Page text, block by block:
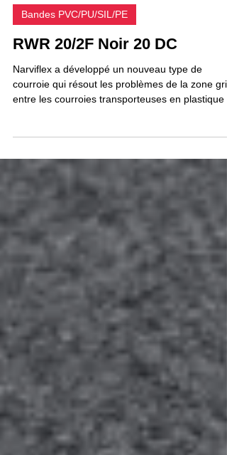
8 janv.
Bandes PVC/PU/SIL/PE
RWR 20/2F Noir 20 DC
Narviflex a développé un nouveau type de
les courroies transporteuses en caoutchouc,
(trop) petits.